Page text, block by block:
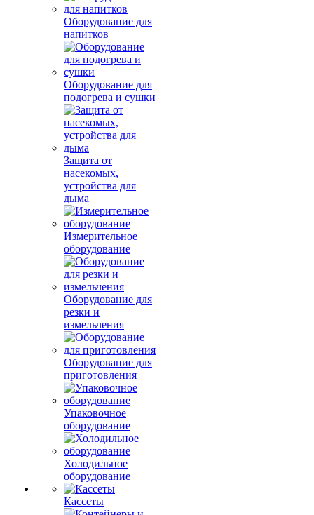
Оборудование для
напитков
Оборудование для
подогрева и сушки
Защита от
насекомых,
устройства для
дыма
Измерительное
оборудование
Оборудование для
резки и
измельчения
Оборудование для
приготовления
Упаковочное
оборудование
Холодильное
оборудование
Кассеты